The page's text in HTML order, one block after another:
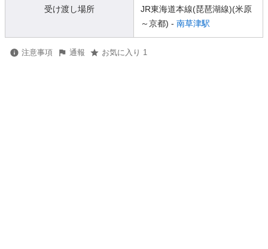
受け渡し場所
JR東海道本線(琵琶湖線)(米原
～京都) - 南草津駅
注意事項 通報 お気に入り 1